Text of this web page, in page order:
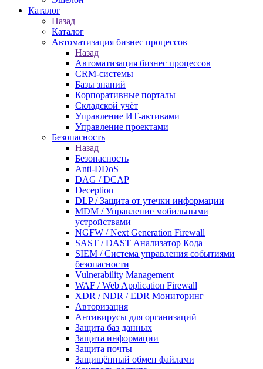
Каталог
Назад
Каталог
Автоматизация бизнес процессов
Назад
Автоматизация бизнес процессов
CRM-системы
Базы знаний
Корпоративные порталы
Складской учёт
Управление ИТ-активами
Управление проектами
Безопасность
Назад
Безопасность
Anti-DDoS
DAG / DCAP
Deception
DLP / Защита от утечки информации
MDM / Управление мобильными
устройствами
NGFW / Next Generation Firewall
SAST / DAST Анализатор Кода
SIEM / Система управления событиями
безопасности
Vulnerability Management
WAF / Web Application Firewall
XDR / NDR / EDR Мониторинг
Авторизация
Антивирусы для организаций
Защита баз данных
Защита информации
Защита почты
Защищённый обмен файлами